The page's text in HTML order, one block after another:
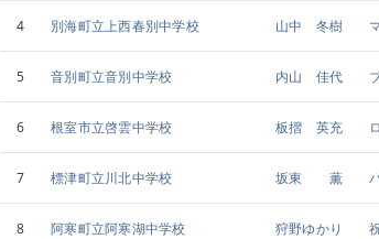
4 別海町立上西春別中学校 山中 冬樹
5 音別町立音別中学校 内山 佳代
6 根室市立啓雲中学校 板摺 英充
7 標津町立川北中学校 坂東 薫
8 阿寒町立阿寒湖中学校 狩野ゆかり